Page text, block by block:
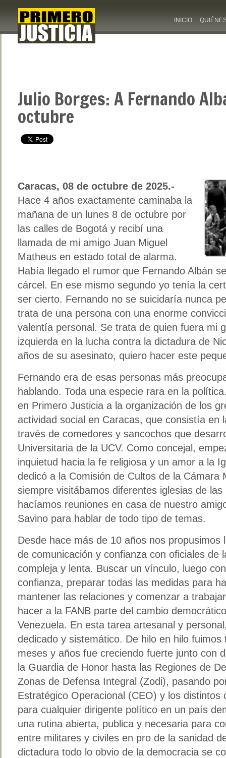
INICIO
Julio Borges: A Fernando
octubre
Caracas, 08 de octubre de 2025.-
Hace 4 años exactamente caminaba la
mañana de un lunes 8 de octubre por
las calles de Bogotá y recibí una
llamada de mi amigo Juan Miguel
Matheus en estado total de alarma.
Había llegado el rumor que Fernando Albán
cárcel. En ese mismo segundo yo tenía la
ser cierto. Fernando no se suicidaría nunca
trata de una persona con una enorme
valentía personal. Se trata de quien fuera mi
izquierda en la lucha contra la dictadura de
años de su asesinato, quiero hacer este
Fernando era de esas personas más
hablando. Toda una especie rara en la
en Primero Justicia a la organización de los
actividad social en Caracas, que consistía en
través de comedores y sancochos que
Universitaria de la UCV. Como concejal,
inquietud hacia la fe religiosa y un amor a la
dedicó a la Comisión de Cultos de la Cámara
siempre visitábamos diferentes iglesias de
hacíamos reuniones en casa de nuestro
Savino para hablar de todo tipo de temas.
Desde hace más de 10 años nos
de comunicación y confianza con oficiales de
compleja y lenta. Buscar un vínculo, luego
confianza, preparar todas las medidas para
mantener las relaciones y comenzar a
hacer a la FANB parte del cambio
Venezuela. En esta tarea artesanal y
dedicado y sistemático. De hilo en hilo
meses y años fue creciendo fuerte junto con
la Guardia de Honor hasta las Regiones de
Zonas de Defensa Integral (Zodi), pasando
Estratégico Operacional (CEO) y los distintos
para cualquier dirigente político en un país
una rutina abierta, publica y necesaria para
entre militares y civiles en pro de la sanidad
dictadura todo lo obvio de la democracia se